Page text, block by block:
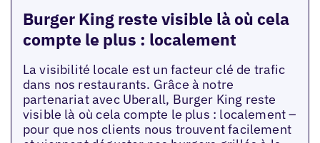
Burger King reste visible là où cela
compte le plus : localement
La visibilité locale est un facteur clé de trafic
dans nos restaurants. Grâce à notre
partenariat avec Uberall, Burger King reste
visible là où cela compte le plus : localement –
pour que nos clients nous trouvent facilement